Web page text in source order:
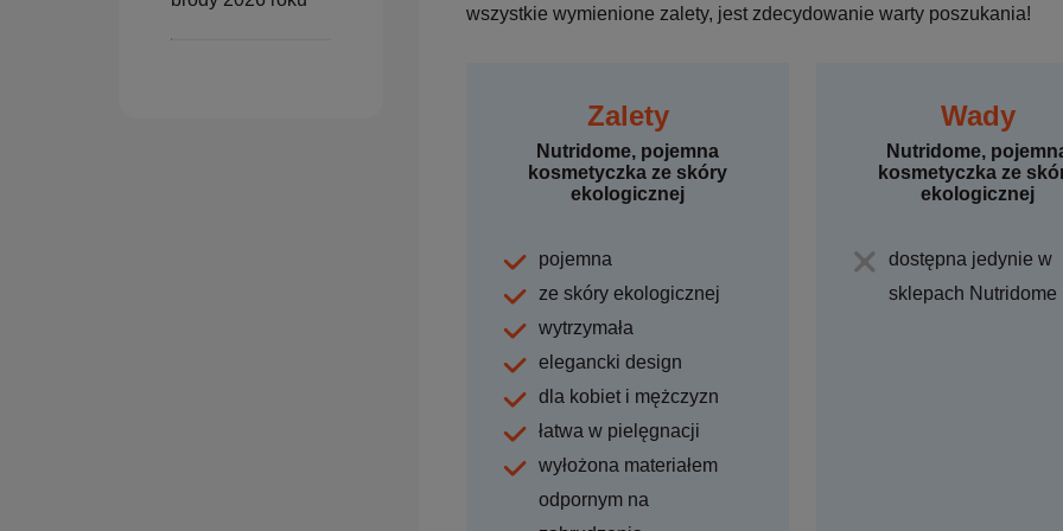
wszystkie wymienione zalety, jest zdecydowanie warty poszukania!
Zalety
Nutridome, pojemna
kosmetyczka ze skóry
ekologicznej
pojemna
ze skóry ekologicznej
wytrzymała
elegancki design
dla kobiet i mężczyzn
łatwa w pielęgnacji
wyłożona materiałem
odpornym na
Wady
Nutridome,
kosmetyczka ze
ekologicznej
dostępna jedynie w
sklepach Nutridome